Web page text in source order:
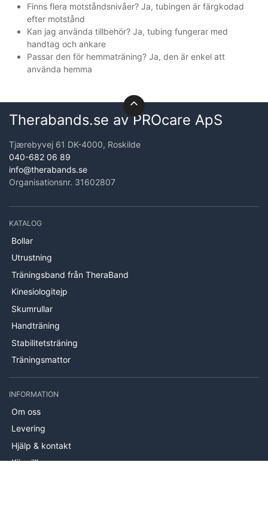
Finns flera motståndsnivåer? Ja, tubingen är färgkodad
efter motstånd
Kan jag använda tillbehör? Ja, tubing fungerar med
handtag och ankare
Passar den för hemmaträning? Ja, den är enkel att
använda hemma
Therabands.se av PROcare ApS
Tjærebyvej 61 DK-4000, Roskilde
040-682 06 89
info@therabands.se
Organisationsnr. 31602807
KATALOG
Bollar
Utrustning
Träningsband från TheraBand
Kinesiologitejp
Skumrullar
Handträning
Stabilitetsträning
Träningsmattor
INFORMATION
Om oss
Levering
Hjälp & kontakt
Köpvillkor